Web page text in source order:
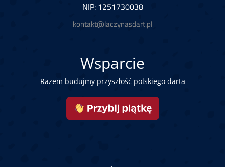
NIP: 1251730038
kontakt@laczynasdart.pl
Wsparcie
Razem budujmy przyszłość polskiego darta